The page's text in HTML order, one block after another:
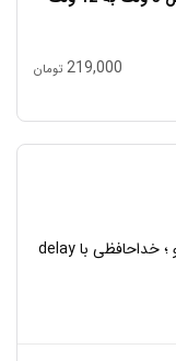
219,000 تومان
آموزش کامل تابع millis در آردوینو ؛ خداحافظی با delay